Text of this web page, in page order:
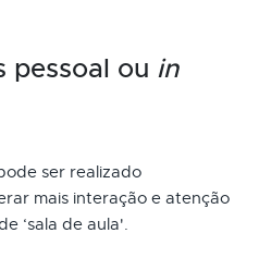
pessoal ou in
ser realizado
mais interação e atenção
‘sala de aula'.